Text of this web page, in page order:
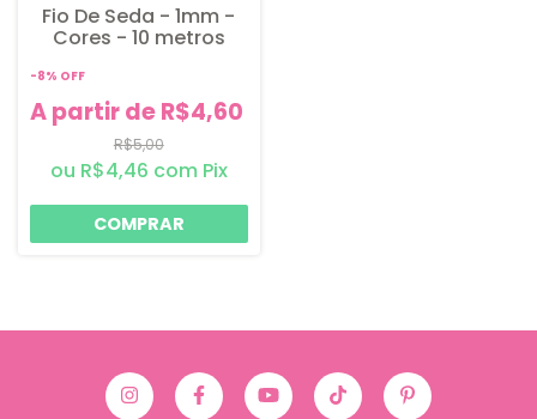
Fio De Seda - 1mm -
Cores - 10 metros
-8% OFF
A partir de R$4,60
R$5,00
R$4,46 com Pix
COMPRAR